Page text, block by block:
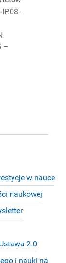
w nauce
naukowej
Ustawa 2.0
i nauki na
–